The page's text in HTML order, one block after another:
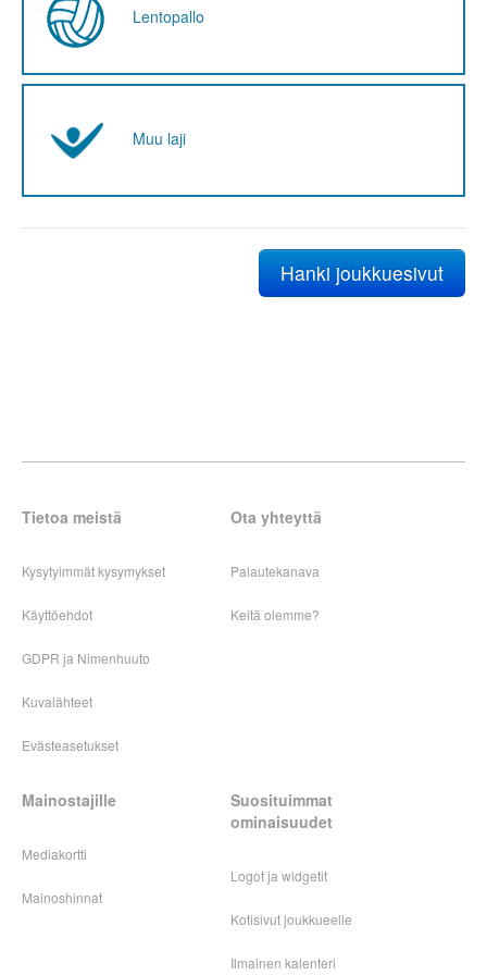
Lentopallo
Muu laji
Hanki joukkuesivut
Tietoa meistä
Kysytyimmät kysymykset
Käyttöehdot
GDPR ja Nimenhuuto
Kuvalähteet
Evästeasetukset
Ota yhteyttä
Palautekanava
Keitä olemme?
Mainostajille
Mediakortti
Mainoshinnat
Suosituimmat
ominaisuudet
Logot ja widgetit
Kotisivut joukkueelle
Ilmainen kalenteri